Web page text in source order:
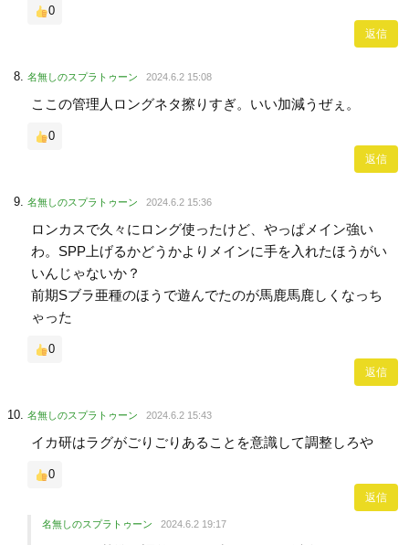
0
返信
名無しのスプラトゥーン 2024.6.2 15:08
ここの管理人ロングネタ擦りすぎ。いい加減うぜぇ。
0
返信
名無しのスプラトゥーン 2024.6.2 15:36
ロンカスで久々にロング使ったけど、やっぱメイン強い
わ。SPP上げるかどうかよりメインに手を入れたほうがい
いんじゃないか？
前期Sブラ亜種のほうで遊んでたのが馬鹿馬鹿しくなっち
ゃった
0
返信
名無しのスプラトゥーン 2024.6.2 15:43
イカ研はラグがごりごりあることを意識して調整しろや
0
返信
名無しのスプラトゥーン 2024.6.2 19:17